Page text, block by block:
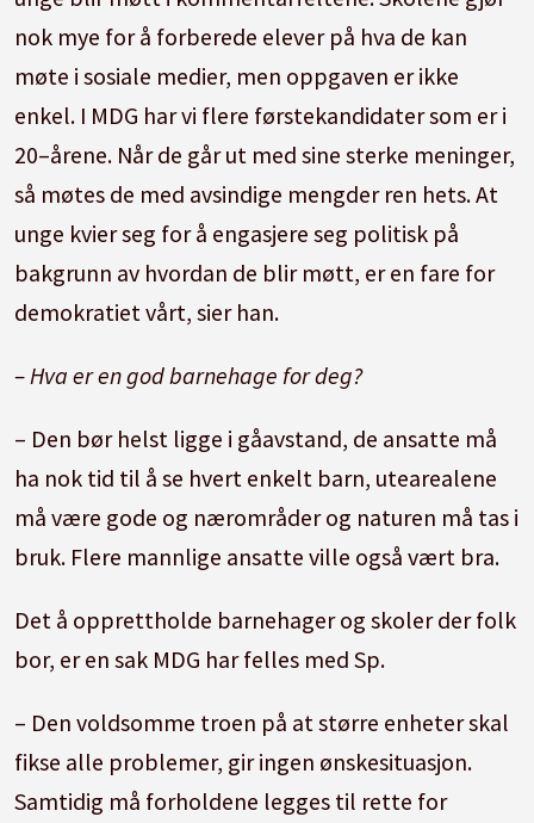
nok mye for å forberede elever på hva de kan
møte i sosiale medier, men oppgaven er ikke
enkel. I MDG har vi flere førstekandidater som er i
20–årene. Når de går ut med sine sterke meninger,
så møtes de med avsindige mengder ren hets. At
unge kvier seg for å engasjere seg politisk på
bakgrunn av hvordan de blir møtt, er en fare for
demokratiet vårt, sier han.
– Hva er en god barnehage for deg?
– Den bør helst ligge i gåavstand, de ansatte må
ha nok tid til å se hvert enkelt barn, utearealene
må være gode og nærområder og naturen må tas i
bruk. Flere mannlige ansatte ville også vært bra.
Det å opprettholde barnehager og skoler der folk
bor, er en sak MDG har felles med Sp.
– Den voldsomme troen på at større enheter skal
fikse alle problemer, gir ingen ønskesituasjon.
Samtidig må forholdene legges til rette for